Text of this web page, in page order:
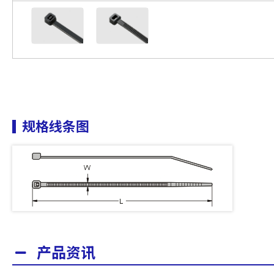
规格线条图
产品资讯